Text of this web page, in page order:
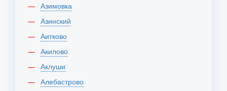
Азимовка
Азинский
Аитково
Акилово
Аклуши
Алебастрово